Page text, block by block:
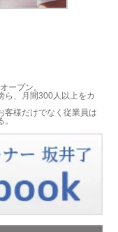
ープン。
ら、月間300人以上をカ
客様だけでなく従業員は